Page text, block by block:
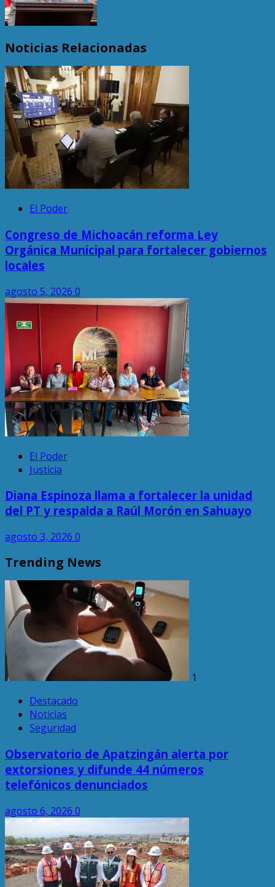
Noticias Relacionadas
El Poder
Congreso de Michoacán reforma Ley
Orgánica Municipal para fortalecer gobiernos
locales
agosto 5, 2026 0
El Poder
Justicia
Diana Espinoza llama a fortalecer la unidad
del PT y respalda a Raúl Morón en Sahuayo
agosto 3, 2026 0
Trending News
1
Destacado
Noticias
Seguridad
Observatorio de Apatzingán alerta por
extorsiones y difunde 44 números
telefónicos denunciados
agosto 6, 2026 0